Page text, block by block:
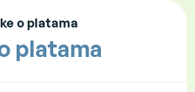
o platama
platama